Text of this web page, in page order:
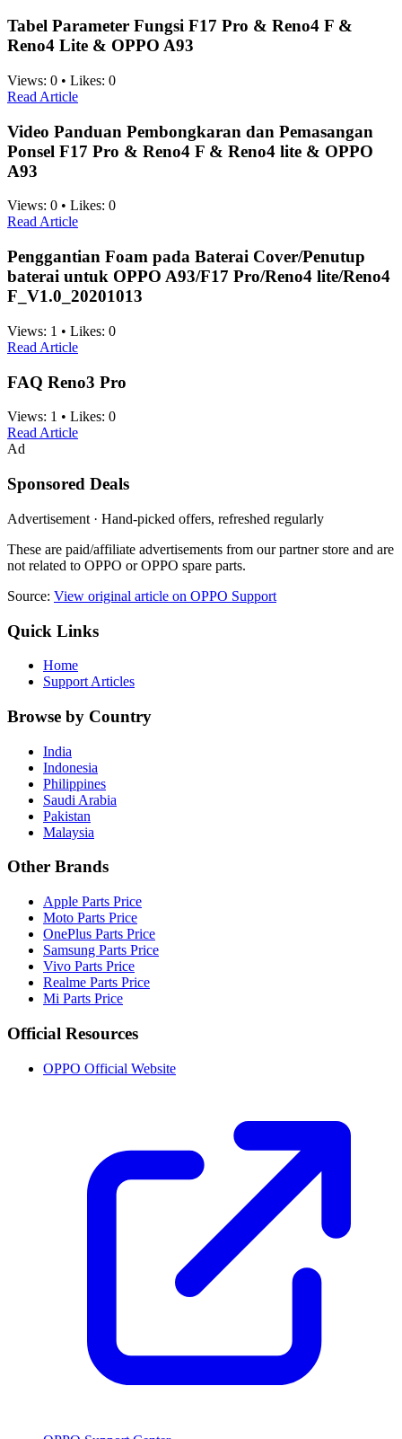
Tabel Parameter Fungsi F17 Pro & Reno4 F &
Reno4 Lite & OPPO A93
Views: 0 • Likes: 0
Read Article
Video Panduan Pembongkaran dan Pemasangan
Ponsel F17 Pro & Reno4 F & Reno4 lite & OPPO
A93
Views: 0 • Likes: 0
Read Article
Penggantian Foam pada Baterai Cover/Penutup
baterai untuk OPPO A93/F17 Pro/Reno4 lite/Reno4
F_V1.0_20201013
Views: 1 • Likes: 0
Read Article
FAQ Reno3 Pro
Views: 1 • Likes: 0
Read Article
Ad
Sponsored Deals
Advertisement · Hand-picked offers, refreshed regularly
These are paid/affiliate advertisements from our partner store and are
not related to OPPO or OPPO spare parts.
Source: View original article on OPPO Support
Quick Links
Home
Support Articles
Browse by Country
India
Indonesia
Philippines
Saudi Arabia
Pakistan
Malaysia
Other Brands
Apple Parts Price
Moto Parts Price
OnePlus Parts Price
Samsung Parts Price
Vivo Parts Price
Realme Parts Price
Mi Parts Price
Official Resources
OPPO Official Website